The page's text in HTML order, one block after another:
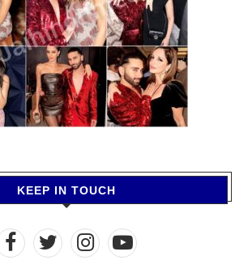
KEEP IN TOUCH